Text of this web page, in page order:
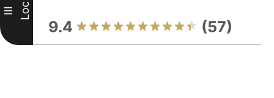
III Loc
9.4 (57)